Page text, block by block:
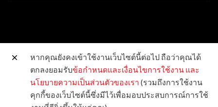
เว็บไซต์อื่น ๆ ของแคนนอน
ลิขสิทธิ์ © 2026 Canon Marketing (Thailand) Co., Ltd.
หากคุณยังคงเข้าใช้งานเว็บไซต์นี้ต่อไป ถือว่าคุณได้
ตกลงยอมรับข้อกำหนดและเงื่อนไขการใช้งาน และ
นโยบายความเป็นส่วนตัวของเรา (รวมถึงการใช้งาน
คุกกี้ของเว็บไซต์นี้ซึ่งมีไว้เพื่อมอบประสบการณ์การใช้